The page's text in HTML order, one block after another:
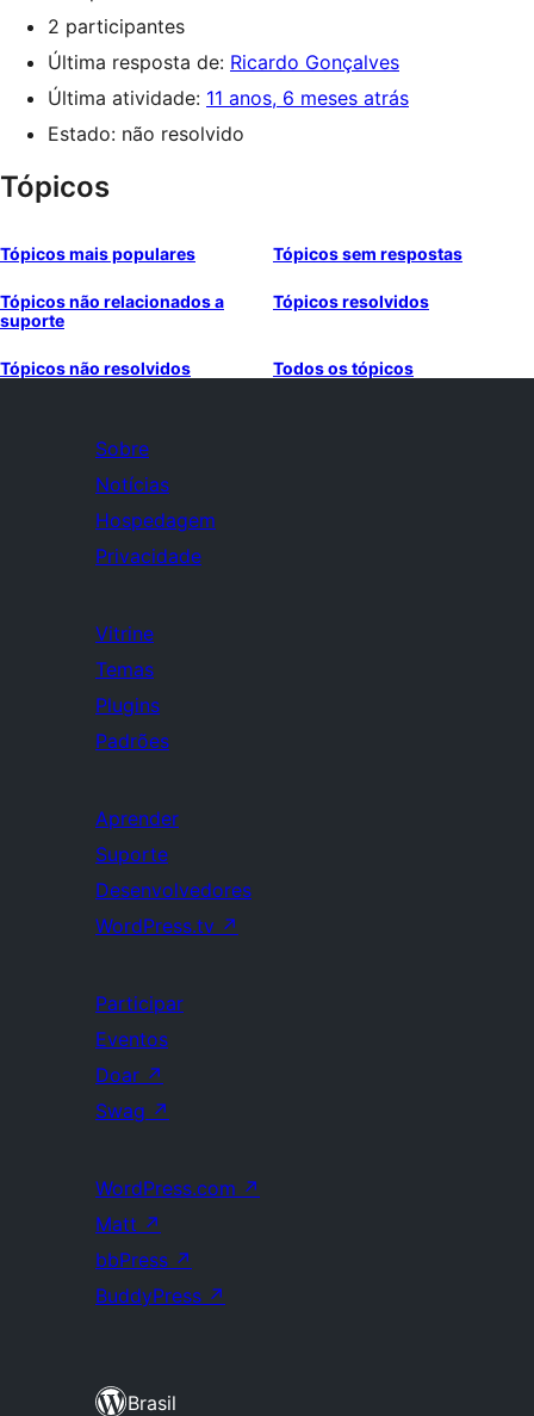
2 participantes
Última resposta de: Ricardo Gonçalves
Última atividade: 11 anos, 6 meses atrás
Estado: não resolvido
Tópicos
Tópicos mais populares Tópicos sem respostas
Tópicos não relacionados a
suporte
Tópicos resolvidos
Tópicos não resolvidos Todos os tópicos
Sobre
Notícias
Hospedagem
Privacidade
Vitrine
Temas
Plugins
Padrões
Aprender
Suporte
Desenvolvedores
WordPress.tv ↗
Participar
Eventos
Doar ↗
Swag ↗
WordPress.com ↗
Matt ↗
bbPress ↗
BuddyPress ↗
Brasil